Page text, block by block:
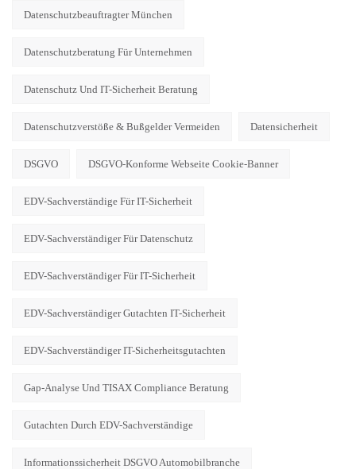
Datenschutzbeauftragter München
Datenschutzberatung Für Unternehmen
Datenschutz Und IT-Sicherheit Beratung
Datenschutzverstöße & Bußgelder Vermeiden Datensicherheit
DSGVO DSGVO-Konforme Webseite Cookie-Banner
EDV-Sachverständige Für IT-Sicherheit
EDV-Sachverständiger Für Datenschutz
EDV-Sachverständiger Für IT-Sicherheit
EDV-Sachverständiger Gutachten IT-Sicherheit
EDV-Sachverständiger IT-Sicherheitsgutachten
Gap-Analyse Und TISAX Compliance Beratung
Gutachten Durch EDV-Sachverständige
Informationssicherheit DSGVO Automobilbranche